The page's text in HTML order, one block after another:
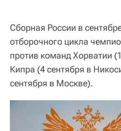
Сборная России в
отборочного цикла
против команд Хорватии
Кипра (4 сентября в
сентября в Москве).